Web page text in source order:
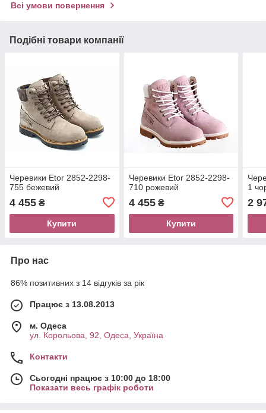
Всі умови повернення
Подібні товари компанії
Черевики Etor 2852-2298-
755 бежевий
4 455 ₴
Купити
Черевики Etor 2852-2298-
710 рожевий
4 455₴
Купити
1
2
Про нас
86% позитивних з 14 відгуків за рік
Працює з 13.08.2013
м. Одеса
ул. Корольова, 92, Одеса, Україна
Контакти
Сьогодні працює з 10:00 до 18:00
Показати весь графік роботи